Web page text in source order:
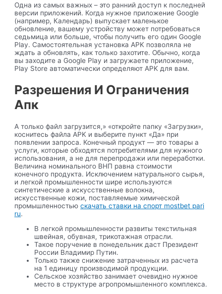
Одна из самых важных – это ранний доступ к последней
версии приложений. Когда нужное приложение Google
(например, Календарь) выпускает маленькое
обновление, вашему устройству может потребоваться
седьмица или больше, чтобы получить его один Google
Play. Самостоятельная установка APK позволяла не
ждать а обновлять, как только захотите. Обычно, когда
вы заходите а Google Play и загружаете приложение,
Play Store автоматически определяют APK для вам.
Разрешения И Ограничения
Апк
А только файл загрузится,» «откройте папку «Загрузки»,
коснитесь файла APK и выберите пункт «Да» при
появлении запроса. Конечный продукт — это товары а
услуги, которые обходятся потребителями для нужного
использования, а не для перепродажи или переработки.
Величина номинального ВНП равна стоимости
конечного продукта. Исключением натурального сырья,
и легкой промышленности шире используются
синтетические а искусственные волокна,
искусственные кожи, поставляемые химической
промышленностьюскачать ставки на спорт mostbet pari
ru.
В легкой промышленности развиты текстильная
швейная, обувная, трикотажная отрасли.
Такое поручение в понедельник даст Президент
России Владимир Путин.
Только также снижение затраченных из расчета
на 1 единицу производимой продукции.
Сельское хозяйство занимает очевидно нужное
место в структуре агропромышленного комплекса.